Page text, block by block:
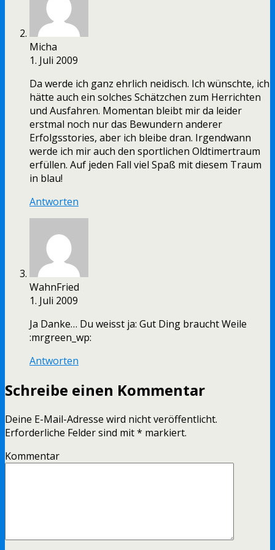
Micha
1. Juli 2009
Da werde ich ganz ehrlich neidisch. Ich wünschte, ich
hätte auch ein solches Schätzchen zum Herrichten
und Ausfahren. Momentan bleibt mir da leider
erstmal noch nur das Bewundern anderer
Erfolgsstories, aber ich bleibe dran. Irgendwann
werde ich mir auch den sportlichen Oldtimertraum
erfüllen. Auf jeden Fall viel Spaß mit diesem Traum
in blau!
Antworten
WahnFried
1. Juli 2009
Ja Danke… Du weisst ja: Gut Ding braucht Weile
:mrgreen_wp:
Antworten
Schreibe einen Kommentar
Deine E-Mail-Adresse wird nicht veröffentlicht.
Erforderliche Felder sind mit* markiert.
Kommentar